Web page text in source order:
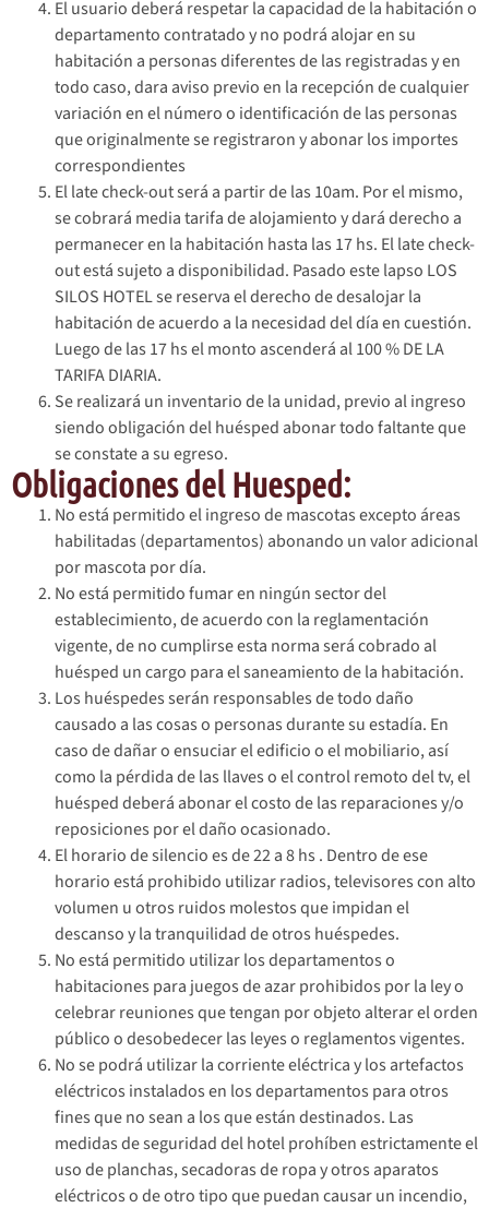
El usuario deberá respetar la capacidad de la habitación o
departamento contratado y no podrá alojar en su
habitación a personas diferentes de las registradas y en
todo caso, dara aviso previo en la recepción de cualquier
variación en el número o identificación de las personas
que originalmente se registraron y abonar los importes
correspondientes
El late check-out será a partir de las 10am. Por el mismo,
se cobrará media tarifa de alojamiento y dará derecho a
permanecer en la habitación hasta las 17 hs. El late check-
out está sujeto a disponibilidad. Pasado este lapso LOS
SILOS HOTEL se reserva el derecho de desalojar la
habitación de acuerdo a la necesidad del día en cuestión.
Luego de las 17 hs el monto ascenderá al 100 % DE LA
TARIFA DIARIA.
Se realizará un inventario de la unidad, previo al ingreso
siendo obligación del huésped abonar todo faltante que
se constate a su egreso.
Obligaciones del Huesped:
No está permitido el ingreso de mascotas excepto áreas
habilitadas (departamentos) abonando un valor adicional
por mascota por día.
No está permitido fumar en ningún sector del
establecimiento, de acuerdo con la reglamentación
vigente, de no cumplirse esta norma será cobrado al
huésped un cargo para el saneamiento de la habitación.
Los huéspedes serán responsables de todo daño
causado a las cosas o personas durante su estadía. En
caso de dañar o ensuciar el edificio o el mobiliario, así
como la pérdida de las llaves o el control remoto del tv, el
huésped deberá abonar el costo de las reparaciones y/o
reposiciones por el daño ocasionado.
El horario de silencio es de 22 a 8 hs . Dentro de ese
horario está prohibido utilizar radios, televisores con alto
volumen u otros ruidos molestos que impidan el
descanso y la tranquilidad de otros huéspedes.
No está permitido utilizar los departamentos o
habitaciones para juegos de azar prohibidos por la ley o
celebrar reuniones que tengan por objeto alterar el orden
público o desobedecer las leyes o reglamentos vigentes.
No se podrá utilizar la corriente eléctrica y los artefactos
eléctricos instalados en los departamentos para otros
fines que no sean a los que están destinados. Las
medidas de seguridad del hotel prohíben estrictamente el
uso de planchas, secadoras de ropa y otros aparatos
eléctricos o de otro tipo que puedan causar un incendio,